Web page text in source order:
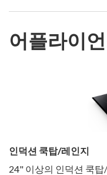
어플라이
인덕션 쿡탑/레인지
24" 이상의 인덕션 쿡